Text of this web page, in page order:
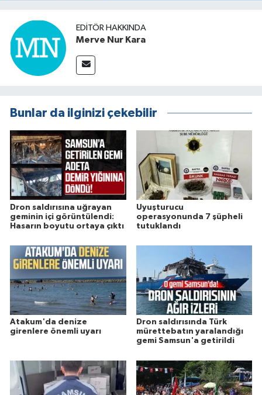
EDITÖR HAKKINDA
Merve Nur Kara
Bunlar da ilginizi çekebilir
Dron saldırısına uğrayan
geminin içi görüntülendi:
Hasarın boyutu ortaya çıktı
Uyuşturucu
operasyonunda 7 şüpheli
tutuklandı
Atakum'da denize
girenlere önemli uyarı
Dron saldırısında Türk
mürettebatın yaralandığı
gemi Samsun'a getirildi